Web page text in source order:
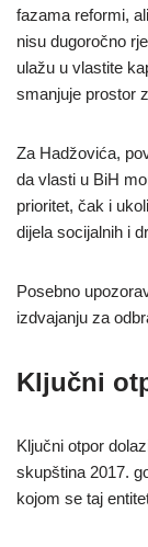
fazama reformi,
nisu dugoročno
ulažu u vlastite
smanjuje prostor
Za Hadžovića,
da vlasti u BiH
prioritet, čak i
dijela socijalnih i
Posebno
izdvajanju za
Ključni
Ključni otpor
skupština 2017.
kojom se taj